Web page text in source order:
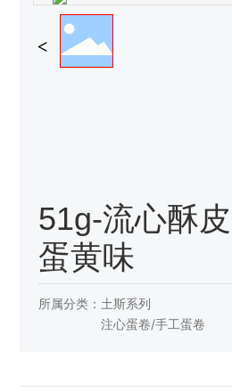
51g-流心酥
蛋黄味
所属分类： 土斯系列
注心蛋卷/手工蛋卷